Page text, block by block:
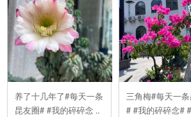
养了十几年了#每天一条
昆友圈# #我的碎碎念 ..
三角梅#每天一
# #我的碎碎念#